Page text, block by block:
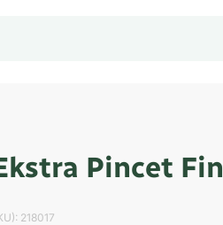
Pincet Fin
218017